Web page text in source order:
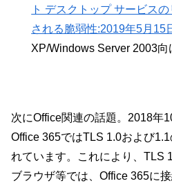
ト デスクトップ サービス
される脆弱性:2019年5月15
XP/Windows Server 2003向
次にOffice関連の話題。2018年
Office 365ではTLS 1.0および
れています。これにより、TLS
ブラウザ等では、Office 365に